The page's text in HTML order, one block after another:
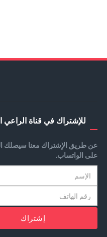
للإشتراك في قناة الراعي
عن طريق الإشتراك معنا سيصلك
على الواتساب.
إشتراك